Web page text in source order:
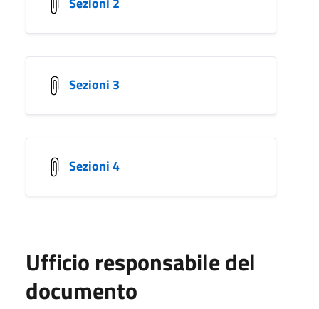
Sezioni 3
Sezioni 4
Ufficio responsabile del
documento